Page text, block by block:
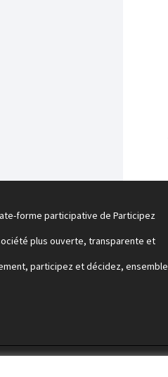
forme participative de Participez
plus ouverte, transparente et
participez et décidez,